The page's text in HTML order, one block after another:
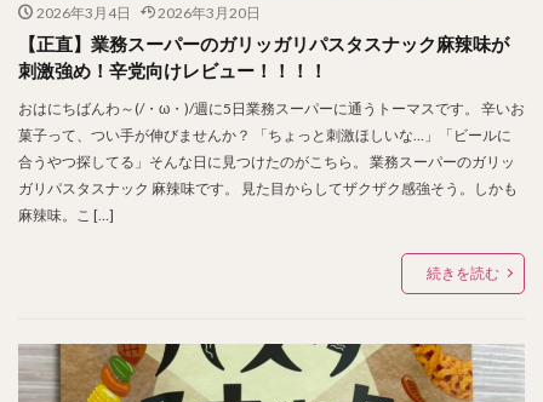
2026年3月4日 2026年3月20日
【正直】業務スーパーのガリッガリパスタスナック麻辣味が
刺激強め！辛党向けレビュー！！！！
おはにちばんわ～(/・ω・)/週に5日業務スーパーに通うトーマスです。 辛いお
菓子って、つい手が伸びませんか？ 「ちょっと刺激ほしいな…」「ビールに
合うやつ探してる」そんな日に見つけたのがこちら。 業務スーパーのガリッ
ガリパスタスナック 麻辣味です。 見た目からしてザクザク感強そう。しかも
麻辣味。こ […]
続きを読む